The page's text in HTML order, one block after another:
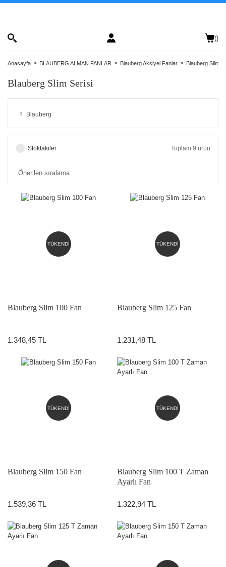
()
Anasayfa BLAUBERG ALMAN FANLAR Blauberg Aksiyel Fanlar Blauberg Slim
Blauberg Slim Serisi
Blauberg
Stoktakiler Toplam 9 ürün
TÜKENDİ
Blauberg Slim 100 Fan
1.348,45 TL
TÜKENDİ
Blauberg Slim 125 Fan
1.231,48 TL
TÜKENDİ
Blauberg Slim 150 Fan
1.539,36 TL
TÜKENDİ
Blauberg Slim 100 T Zaman
Ayarlı Fan
1.322,94 TL